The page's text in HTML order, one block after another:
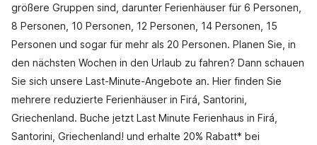
größere Gruppen sind, darunter Ferienhäuser für 6 Personen,
8 Personen, 10 Personen, 12 Personen, 14 Personen, 15
Personen und sogar für mehr als 20 Personen. Planen Sie, in
den nächsten Wochen in den Urlaub zu fahren? Dann schauen
Sie sich unsere Last-Minute-Angebote an. Hier finden Sie
mehrere reduzierte Ferienhäuser in Firá, Santorini,
Griechenland. Buche jetzt Last Minute Ferienhaus in Firá,
Santorini, Griechenland! und erhalte 20% Rabatt* bei